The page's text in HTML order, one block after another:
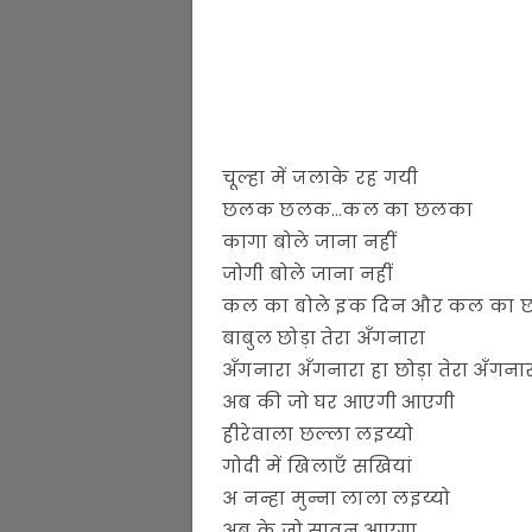
चूल्हा में जलाके रह गयी
छलक छलक…कल का छलका
कागा बोले जाना नहीं
जोगी बोले जाना नहीं
कल का बोले इक दिन और कल का
बाबुल छोड़ा तेरा अँगनारा
अँगनारा अँगनारा हा छोड़ा तेरा
अब की जो घर आएगी आएगी
हीरेवाला छल्ला लइय्यो
गोदी में खिलाएँ सखियां
अ नन्हा मुन्ना लाला लइय्यो